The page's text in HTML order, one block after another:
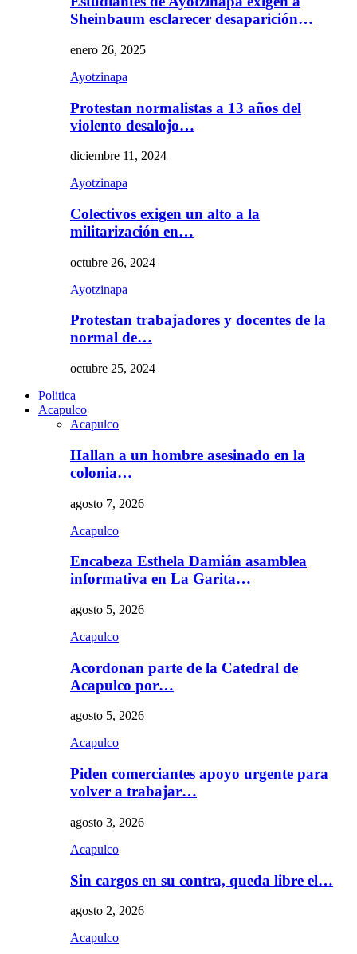
Sheinbaum esclarecer desaparición…
enero 26, 2025
Ayotzinapa
Protestan normalistas a 13 años del
violento desalojo…
diciembre 11, 2024
Ayotzinapa
Colectivos exigen un alto a la
militarización en…
octubre 26, 2024
Ayotzinapa
Protestan trabajadores y docentes de la
normal de…
octubre 25, 2024
Politica
Acapulco
Acapulco
Hallan a un hombre asesinado en la
colonia…
agosto 7, 2026
Acapulco
Encabeza Esthela Damián asamblea
informativa en La Garita…
agosto 5, 2026
Acapulco
Acordonan parte de la Catedral de
Acapulco por…
agosto 5, 2026
Acapulco
Piden comerciantes apoyo urgente para
volver a trabajar…
agosto 3, 2026
Acapulco
Sin cargos en su contra, queda libre el…
agosto 2, 2026
Acapulco